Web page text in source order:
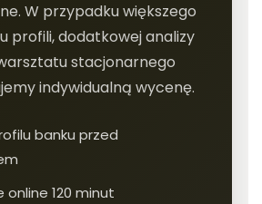
W przypadku większego
profili, dodatkowej analizy
stacjonarnego
indywidualną wycenę.
banku przed
online 120 minut